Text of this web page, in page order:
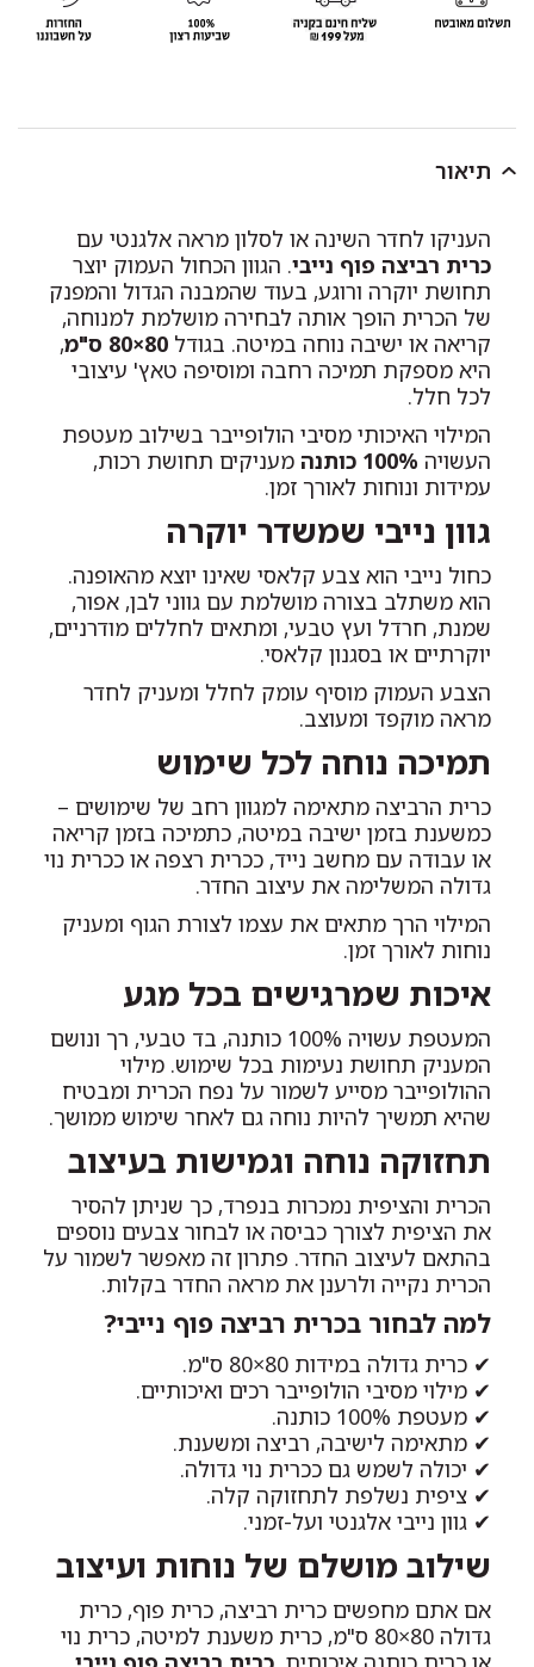
תיאור
העניקו לחדר השינה או לסלון מראה אלגנטי עם
כרית רביצה פוף נייבי. הגוון הכחול העמוק יוצר
תחושת יוקרה ורוגע, בעוד שהמבנה הגדול והמפנק
של הכרית הופך אותה לבחירה מושלמת למנוחה,
קריאה או ישיבה נוחה במיטה. בגודל 80×80 ס"מ
,
היא מספקת תמיכה רחבה ומוסיפה טאץ' עיצובי
לכל חלל.
המילוי האיכותי מסיבי הולופייבר בשילוב מעטפת
העשויה 100% כותנה
מעניקים תחושת רכות,
עמידות ונוחות לאורך זמן.
גוון נייבי שמשדר יוקרה
כחול נייבי הוא צבע קלאסי שאינו יוצא מהאופנה.
הוא משתלב בצורה מושלמת עם גווני לבן, אפור,
שמנת, חרדל ועץ טבעי, ומתאים לחללים מודרניים,
יוקרתיים או בסגנון קלאסי.
הצבע העמוק מוסיף עומק לחלל ומעניק לחדר
מראה מוקפד ומעוצב.
תמיכה נוחה לכל שימוש
כרית הרביצה מתאימה למגוון רחב של שימושים –
כמשענת בזמן ישיבה במיטה, כתמיכה בזמן קריאה
או עבודה עם מחשב נייד, ככרית רצפה או ככרית נוי
גדולה המשלימה את עיצוב החדר.
המילוי הרך מתאים את עצמו לצורת הגוף ומעניק
נוחות לאורך זמן.
איכות שמרגישים בכל מגע
המעטפת עשויה 100% כותנה, בד טבעי, רך ונושם
המעניק תחושת נעימות בכל שימוש. מילוי
ההולופייבר מסייע לשמור על נפח הכרית ומבטיח
שהיא תמשיך להיות נוחה גם לאחר שימוש ממושך.
תחזוקה נוחה וגמישות בעיצוב
הכרית והציפית נמכרות בנפרד, כך שניתן להסיר
את הציפית לצורך כביסה או לבחור צבעים נוספים
בהתאם לעיצוב החדר. פתרון זה מאפשר לשמור על
הכרית נקייה ולרענן את מראה החדר בקלות.
למה לבחור בכרית רביצה פוף נייבי?
✔ כרית גדולה במידות 80×80 ס"מ.
✔ מילוי מסיבי הולופייבר רכים ואיכותיים.
✔ מעטפת 100% כותנה.
✔ מתאימה לישיבה, רביצה ומשענת.
✔ יכולה לשמש גם ככרית נוי גדולה.
✔ ציפית נשלפת לתחזוקה קלה.
✔ גוון נייבי אלגנטי ועל-זמני.
שילוב מושלם של נוחות ועיצוב
אם אתם מחפשים כרית רביצה, כרית פוף, כרית
גדולה 80×80 ס"מ, כרית משענת למיטה, כרית נוי